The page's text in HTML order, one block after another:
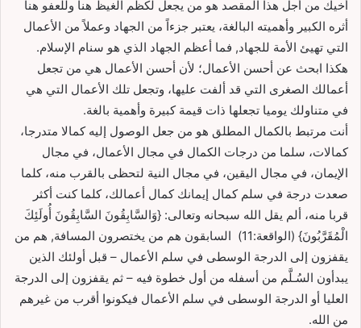
أخيك من أجل هذا المقصد هو من يجعل لكظم الغيظ هنا وللعفو هنا
أثره الكبير وأهميته البالغة، يعتبر جزءاً من الجهاد وعملاً من الأعمال
التي تهيئ الأمة للجهاد, فما أعظم الجهاد الذي هو سنام الإسلام.
هكذا ابحث عن أحسن الأعمال؛ لأن أحسن الأعمال هي من تجعل
أعمالك الصغرى التي قد ألفت عليها، وتجعل تلك الأعمال التي هي
في متناولك يوميا تجعلها ذات قيمة كبيرة وأهمية بالغة.
أنت مرتبط بالكمال المطلق هو من جعل الوصول إليه كمالا متدرجا،
كمالات، سلما من درجات الكمال في مجال الأعمال، في مجال
الإيمان، في مجال اليقين، في مجال النية لتحظى بالقرب منه، كلما
صعدت درجة في سلم كمال إيمانك كمال أعمالك، كلما كنت أكثر
قربا منه، ألم يقل الله سبحانه وتعالى: {وَالسَّابِقُونَ السَّابِقُونَ أُولَئِكَ
الْمُقَرَّبُونَ} (الواقعة:11) السابقون هم من يختصرون المسافة, هم من
يقفزون إلى الدرجة الوسطى في سلم الأعمال – قبل أولئك الذين
يبدأون السُـلَّم من أسفله من أول خطوة فيه – ثم يقفزون إلى الدرجة
العليا أو الدرجة الوسطى في سلم الأعمال فيكونوا أقرب من غيرهم
من الله.